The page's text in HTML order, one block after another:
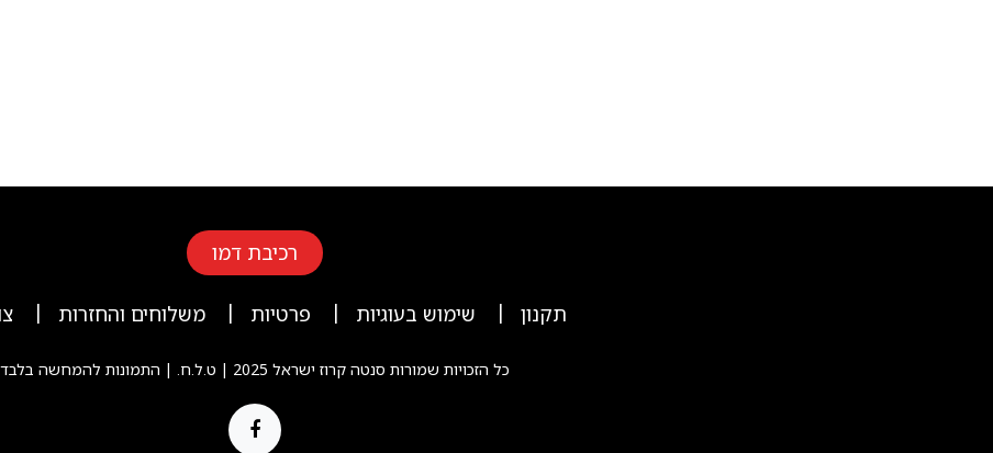
רכיבת דמו
תקנון | שימוש בעוגיות | פרטיות | משלוחים והחזרות |
כל הזכויות שמורות סנטה קרוז ישראל 2025 | ט.ל.ח. | התמונות להמחשה בלבד